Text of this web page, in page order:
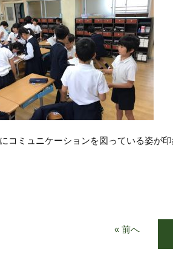
コミュニケーションを図っている姿が
« 前へ